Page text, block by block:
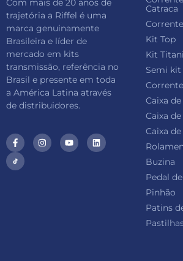
Com mais de 20 anos de
trajetória a Riffel é uma
marca genuinamente
Brasileira e líder de
mercado em kits
transmissão, referência no
Brasil e presente em toda
a América Latina através
de distribuidores.
Catraca
Kit Top
Kit
Semi kit
Caixa
Caixa
Caixa
Buzina
Pedal
Pinhão
Patins